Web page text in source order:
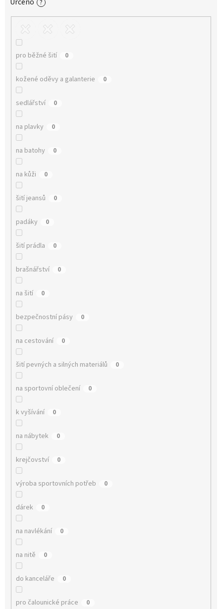
?
pro běžné šití 0
kožené oděvy a galanterie 0
sedlářství 0
na plavky 0
na batohy 0
na kůži 0
šití jeansů 0
padáky 0
šití prádla 0
brašnářství 0
na šití 0
bezpečnostní pásy 0
na cestování 0
šití pevných a silných materiálů 0
na sportovní oblečení 0
k vyšívání 0
na nábytek 0
krejčovství 0
výroba sportovních potřeb 0
dárek 0
na navlékání 0
na nitě 0
do kanceláře 0
pro čalounické práce 0